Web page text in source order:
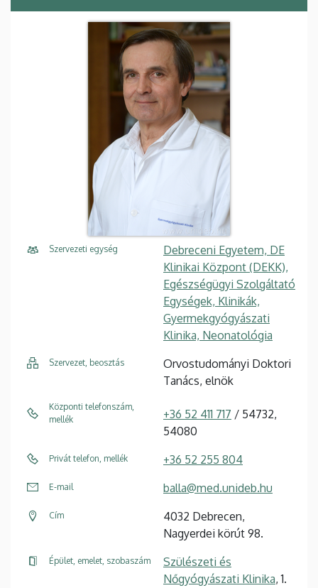
Szervezeti egység
Debreceni Egyetem, DE
Klinikai Központ (DEKK),
Egészségügyi Szolgáltató
Egységek, Klinikák,
Gyermekgyógyászati
Klinika, Neonatológia
Szervezet, beosztás
Orvostudományi Doktori
Tanács, elnök
Központi telefonszám,
mellék
+36 52 411 717 / 54732,
54080
Privát telefon, mellék +36 52 255 804
E-mail balla@med.unideb.hu
Cím
4032 Debrecen,
Nagyerdei körút 98.
Épület, emelet, szobaszám
Szülészeti és
Nőgyógyászati Klinika, 1.